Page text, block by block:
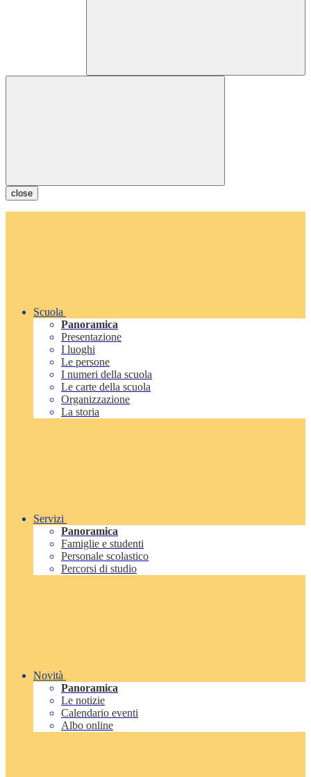
close
Scuola
Panoramica
Presentazione
I luoghi
Le persone
I numeri della scuola
Le carte della scuola
Organizzazione
La storia
Servizi
Panoramica
Famiglie e studenti
Personale scolastico
Percorsi di studio
Novità
Panoramica
Le notizie
Calendario eventi
Albo online